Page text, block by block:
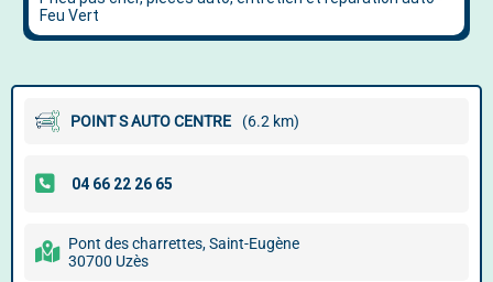
POINT S AUTO CENTRE (6.2 km)
Pont des charrettes, Saint-Eugène
30700 Uzès